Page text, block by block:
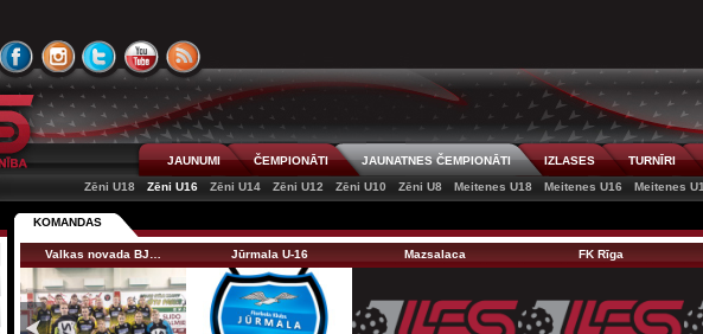
JAUNUMI ČEMPIONĀTI JAUNATNES ČEMPIONĀTI IZLASES TURNĪRI
Zēni U18
Zēni U16 Zēni U14 Zēni U12 Zēni U10 Zēni U8 Meitenes U18 Meitenes U16 Meitenes
KOMANDAS
Valkas novada BJ… Jūrmala U-16 Mazsalaca FK Rīga